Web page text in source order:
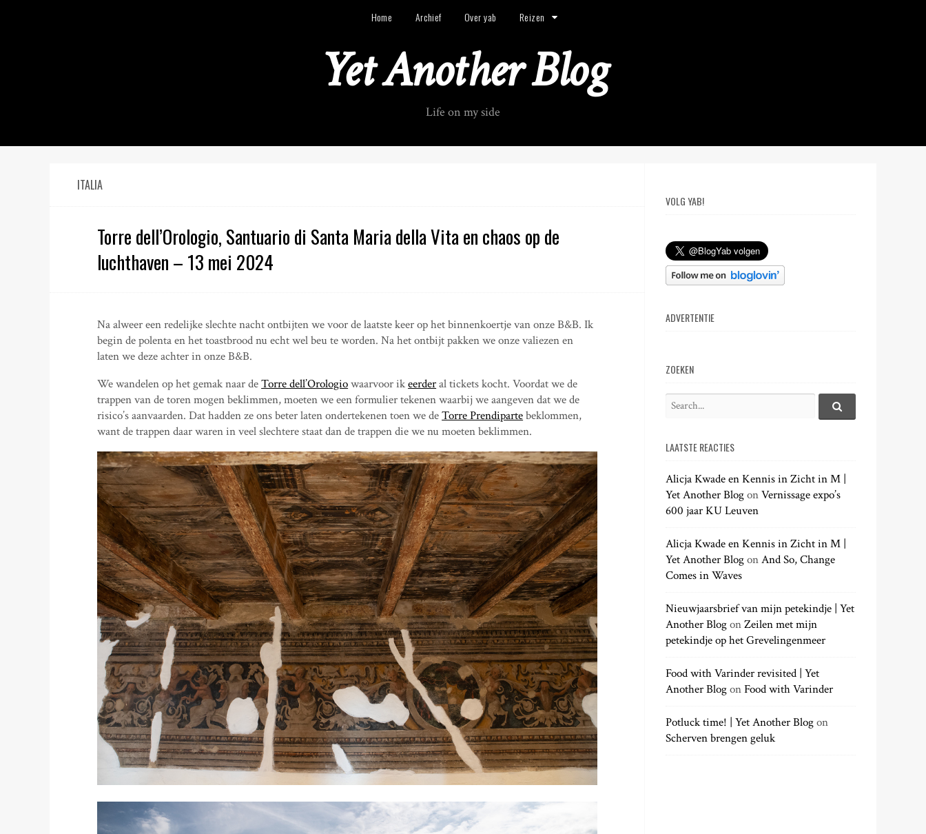
t
Home Archief Over yab Reizen
Yet Another Blog
Life on my side
ITALIA
Torre dell’Orologio, Santuario di Santa Maria della Vita en chaos op de
luchthaven – 13 mei 2024
Na alweer een redelijke slechte nacht ontbijten we voor de laatste keer op het binnenkoertje van onze B&B. Ik
begin de polenta en het toastbrood nu echt wel beu te worden. Na het ontbijt pakken we onze valiezen en
laten we deze achter in onze B&B.
We wandelen op het gemak naar deTorre dell’Orologiowaarvoor ikeerderal tickets kocht. Voordat we de
trappen van de toren mogen beklimmen, moeten we een formulier tekenen waarbij we aangeven dat we de
risico’s aanvaarden. Dat hadden ze ons beter laten ondertekenen toen we deTorre Prendipartebeklommen,
want de trappen daar waren in veel slechtere staat dan de trappen die we nu moeten beklimmen.
VOLG YAB!
ADVERTENTIE
ZOEKEN
r
h
f
o
:
S
h
.
LAATSTE REACTIES
Alicja Kwade en Kennis in Zicht in M |
Yet Another BlogonVernissage expo’s
600 jaar KU Leuven
Alicja Kwade en Kennis in Zicht in M |
Yet Another BlogonAnd So, Change
Comes in Waves
Nieuwjaarsbrief van mijn petekindje | Yet
Another BlogonZeilen met mijn
petekindje op het Grevelingenmeer
Food with Varinder revisited | Yet
Another BlogonFood with Varinder
Potluck time! | Yet Another Blogon
Scherven brengen geluk